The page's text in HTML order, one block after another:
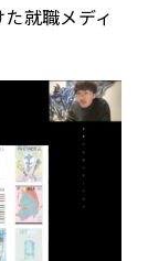
就職メディ